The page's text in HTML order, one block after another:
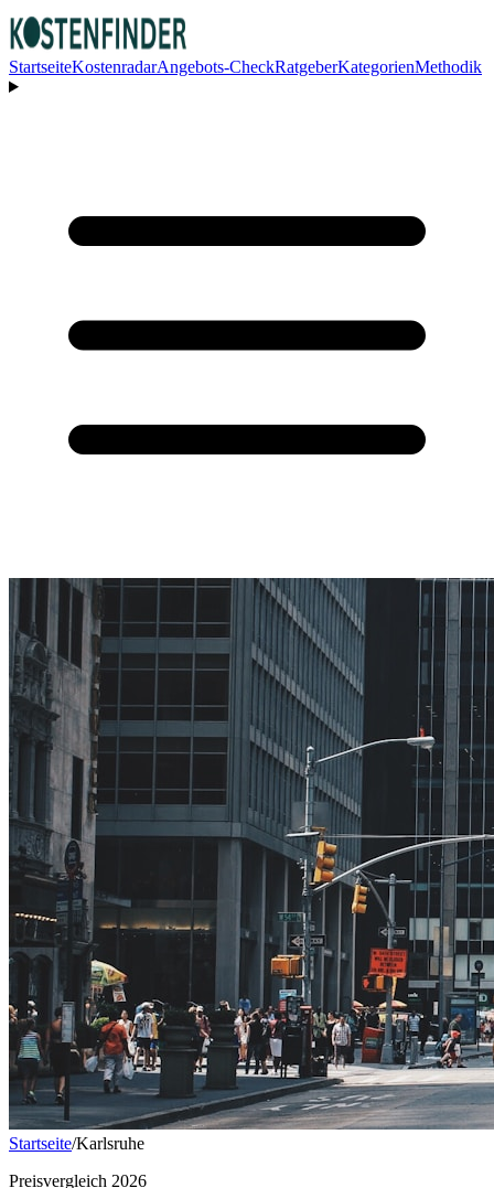
StartseiteKostenradarAngebots-CheckRatgeberKategorienMethodik
Startseite/Karlsruhe
Preisvergleich 2026